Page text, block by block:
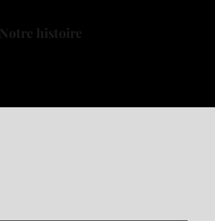
Notre histoire